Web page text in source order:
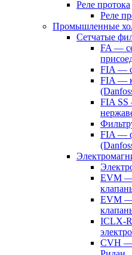
Реле протока
Реле
Промышленные
Сетчатые
FA —
FIA —
FIA —
FIA SS
FIA —
EVM —
EVM —
ICLX-
CVH —